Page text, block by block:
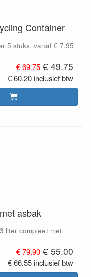
Container
5 stuks, vanaf € 7,95
€ 69.75 € 49.75
€ 60.20 inclusief btw
asbak
liter compleet met
€ 79.90 € 55.00
€ 66.55 inclusief btw